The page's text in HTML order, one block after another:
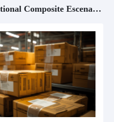
GS1 DataBar Omnidirectional Composite Escenarios de aplicación